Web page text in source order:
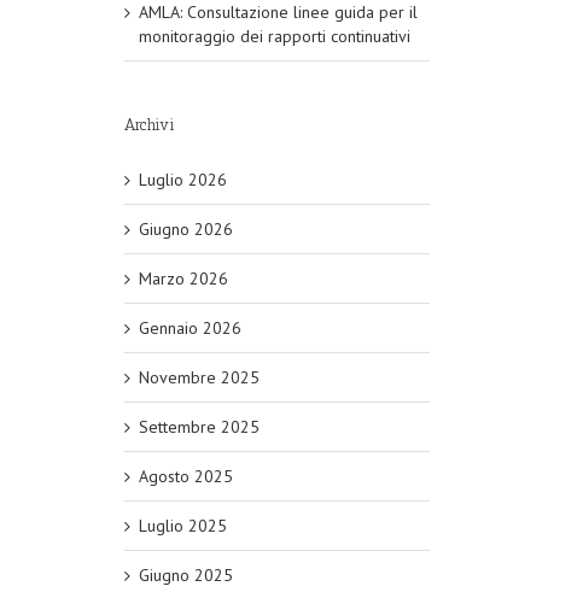
AMLA: Consultazione linee guida per il
monitoraggio dei rapporti continuativi
Archivi
Luglio 2026
Giugno 2026
Marzo 2026
Gennaio 2026
Novembre 2025
Settembre 2025
Agosto 2025
Luglio 2025
Giugno 2025